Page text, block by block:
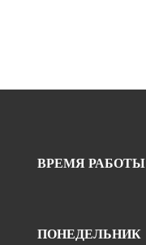
ВРЕМЯ РАБОТЫ
ПОНЕДЕЛЬНИК